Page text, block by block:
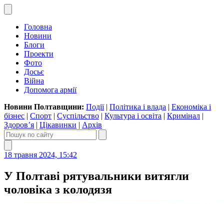
Головна
Новини
Блоги
Проекти
Фото
Досьє
Війна
Допомога армії
Новини Полтавщини: Події| Політика і влада | Економіка і
бізнес | Спорт | Суспільство | Культура і освіта | Кримінал |
Здоров’я | Цікавинки | Архів
18 травня 2024, 15:42
У Полтаві рятувальники витягли
чоловіка з колодязя